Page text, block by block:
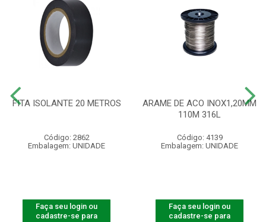
FITA ISOLANTE 20 METROS
Código: 2862
Embalagem: UNIDADE
Faça seu login ou
cadastre-se para
ARAME DE ACO INOX1,20MM
110M 316L
Código: 4139
Embalagem: UNIDADE
Faça seu login ou
cadastre-se para